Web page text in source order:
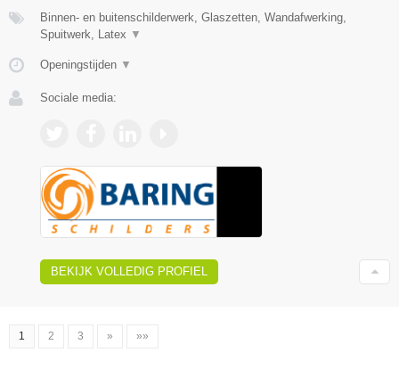
Binnen- en buitenschilderwerk, Glaszetten, Wandafwerking,
Spuitwerk, Latex ▼
Openingstijden ▼
Sociale media:
BEKIJK VOLLEDIG PROFIEL
1 2 3 » »»